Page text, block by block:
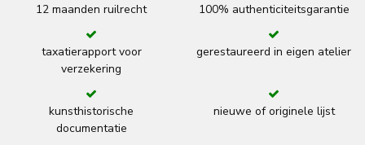
12 maanden ruilrecht 100% authenticiteitsgarantie
taxatierapport voor
verzekering
gerestaureerd in eigen atelier
kunsthistorische
documentatie
nieuwe of originele lijst